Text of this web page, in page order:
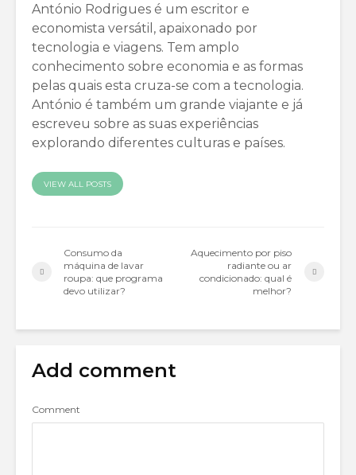
António Rodrigues é um escritor e
economista versátil, apaixonado por
tecnologia e viagens. Tem amplo
conhecimento sobre economia e as formas
pelas quais esta cruza-se com a tecnologia.
António é também um grande viajante e já
escreveu sobre as suas experiências
explorando diferentes culturas e países.
VIEW ALL POSTS
Consumo da
máquina de lavar
roupa: que programa
devo utilizar?
Aquecimento por piso
radiante ou ar
condicionado: qual é
melhor?
Add comment
Comment